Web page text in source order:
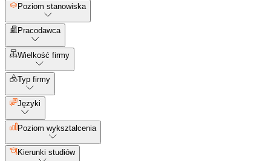
Poziom stanowiska
Pracodawca
Wielkość firmy
Typ firmy
Języki
Poziom wykształcenia
Kierunki studiów